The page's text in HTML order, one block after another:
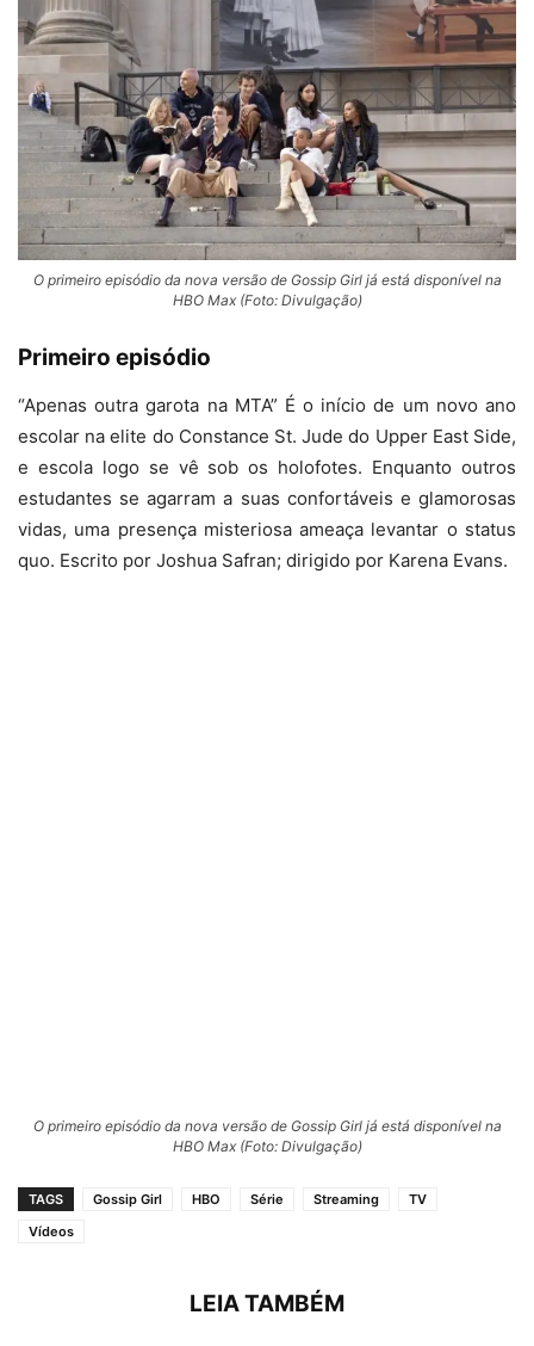
O primeiro episódio da nova versão de Gossip Girl já está disponível na
HBO Max (Foto: Divulgação)
Primeiro episódio
“Apenas outra garota na MTA” É o início de um novo ano
escolar na elite do Constance St. Jude do Upper East Side,
e escola logo se vê sob os holofotes. Enquanto outros
estudantes se agarram a suas confortáveis e glamorosas
vidas, uma presença misteriosa ameaça levantar o status
quo. Escrito por Joshua Safran; dirigido por Karena Evans.
O primeiro episódio da nova versão de Gossip Girl já está disponível na
HBO Max (Foto: Divulgação)
TAGS Gossip Girl HBO Série Streaming
TV
Vídeos
LEIA TAMBÉM